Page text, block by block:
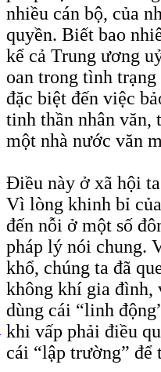
nhiều cán bộ, của
quyền. Biết bao
kể cả Trung ương
oan trong tình
đặc biệt đến việc
tinh thần nhân văn,
một nhà nước văn
Điều này ở xã hội
Vì lòng khinh bỉ
đến nỗi ở một số
pháp lý nói chung.
khổ, chúng ta đã
không khí gia đình,
dùng cái “linh
khi vấp phải điều
cái “lập trường” để